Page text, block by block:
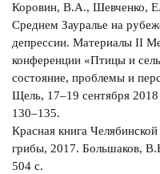
Коровин, В.А., Шевченко,
Среднем Зауралье на
депрессии. Материалы II
конференции «Птицы и
состояние, проблемы и
Щель, 17–19 сентября
130–135.
Красная книга
грибы, 2017. Большаков,
504 с.